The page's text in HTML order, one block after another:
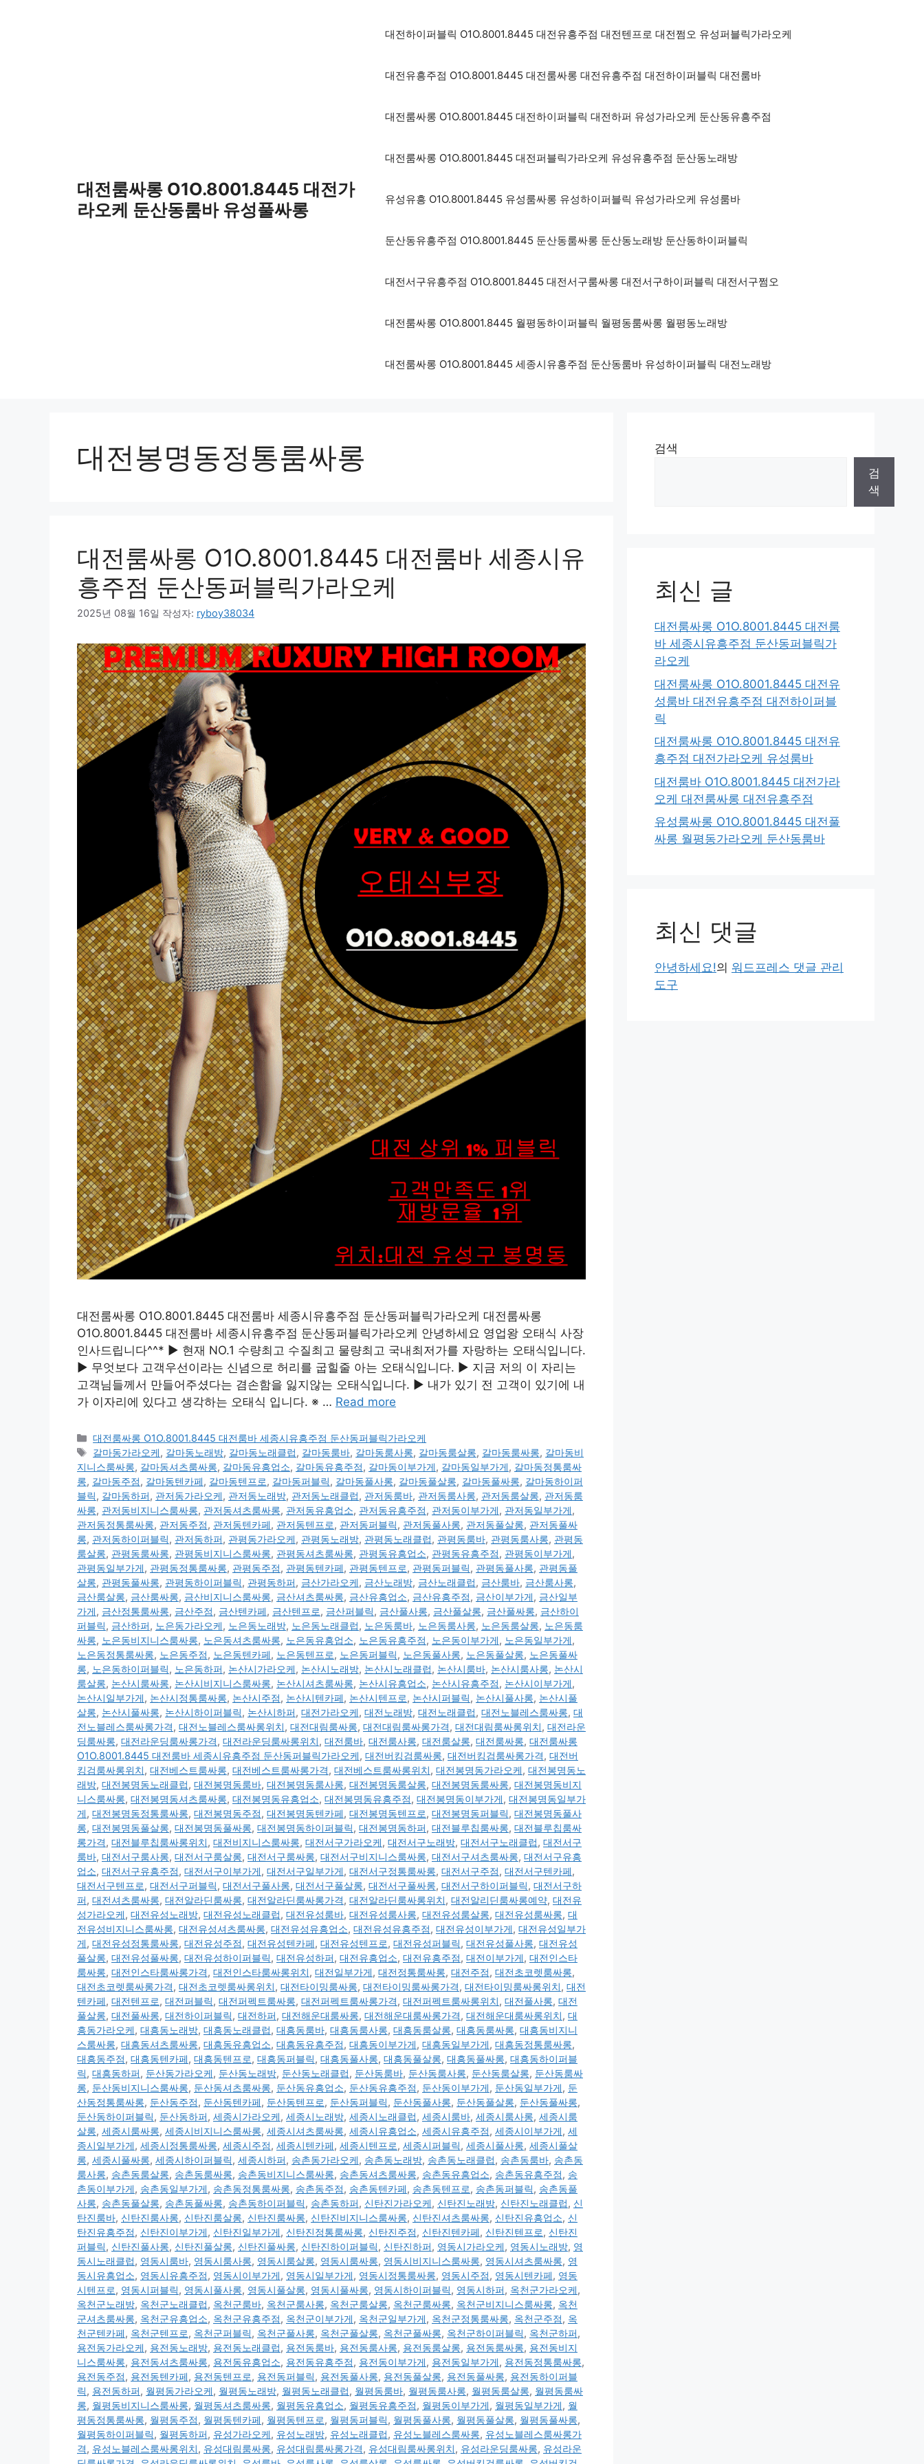
대전룸싸롱 O1O.8001.8445 대전가
라오케 둔산동룸바 유성풀싸롱
대전하이퍼블릭 O1O.8001.8445 대전유흥주점 대전텐프로 대전쩜오 유성퍼블릭가라오케
대전유흥주점 O1O.8001.8445 대전룸싸롱 대전유흥주점 대전하이퍼블릭 대전룸바
대전룸싸롱 O1O.8001.8445 대전하이퍼블릭 대전하퍼 유성가라오케 둔산동유흥주점
대전룸싸롱 O1O.8001.8445 대전퍼블릭가라오케 유성유흥주점 둔산동노래방
유성유흥 O1O.8001.8445 유성룸싸롱 유성하이퍼블릭 유성가라오케 유성룸바
둔산동유흥주점 O1O.8001.8445 둔산동룸싸롱 둔산동노래방 둔산동하이퍼블릭
대전서구유흥주점 O1O.8001.8445 대전서구룸싸롱 대전서구하이퍼블릭 대전서구쩜오
대전룸싸롱 O1O.8001.8445 월평동하이퍼블릭 월평동룸싸롱 월평동노래방
대전룸싸롱 O1O.8001.8445 세종시유흥주점 둔산동룸바 유성하이퍼블릭 대전노래방
대전봉명동정통룸싸롱
대전룸싸롱 O1O.8001.8445 대전룸바 세종시유
흥주점 둔산동퍼블릭가라오케
2025년 08월 16일 작성자: ryboy38034
대전룸싸롱 O1O.8001.8445 대전룸바 세종시유흥주점 둔산동퍼블릭가라오케 대전룸싸롱
O1O.8001.8445 대전룸바 세종시유흥주점 둔산동퍼블릭가라오케 안녕하세요 영업왕 오태식 사장
인사드립니다^^* ▶ 현재 NO.1 수량최고 수질최고 물량최고 국내최저가를 자랑하는 오태식입니다.
▶ 무엇보다 고객우선이라는 신념으로 허리를 굽힐줄 아는 오태식입니다. ▶ 지금 저의 이 자리는
고객님들께서 만들어주셨다는 겸손함을 잃지않는 오태식입니다. ▶ 내가 있기 전 고객이 있기에 내
가 이자리에 있다고 생각하는 오태식 입니다. ※ … Read more
카
테
고
리
대전룸싸롱 O1O.8001.8445 대전룸바 세종시유흥주점 둔산동퍼블릭가라오케
태
그
갈마동가라오케, 갈마동노래방, 갈마동노래클럽, 갈마동룸바, 갈마동룸사롱, 갈마동룸살롱, 갈마동룸싸롱, 갈마동비
지니스룸싸롱, 갈마동셔츠룸싸롱, 갈마동유흥업소, 갈마동유흥주점, 갈마동이부가게, 갈마동일부가게, 갈마동정통룸싸
롱, 갈마동주점, 갈마동텐카페, 갈마동텐프로, 갈마동퍼블릭, 갈마동풀사롱, 갈마동풀살롱, 갈마동풀싸롱, 갈마동하이퍼
블릭, 갈마동하퍼, 관저동가라오케, 관저동노래방, 관저동노래클럽, 관저동룸바, 관저동룸사롱, 관저동룸살롱, 관저동룸
싸롱, 관저동비지니스룸싸롱, 관저동셔츠룸싸롱, 관저동유흥업소, 관저동유흥주점, 관저동이부가게, 관저동일부가게,
관저동정통룸싸롱, 관저동주점, 관저동텐카페, 관저동텐프로, 관저동퍼블릭, 관저동풀사롱, 관저동풀살롱, 관저동풀싸
롱, 관저동하이퍼블릭, 관저동하퍼, 관평동가라오케, 관평동노래방, 관평동노래클럽, 관평동룸바, 관평동룸사롱, 관평동
룸살롱, 관평동룸싸롱, 관평동비지니스룸싸롱, 관평동셔츠룸싸롱, 관평동유흥업소, 관평동유흥주점, 관평동이부가게,
관평동일부가게, 관평동정통룸싸롱, 관평동주점, 관평동텐카페, 관평동텐프로, 관평동퍼블릭, 관평동풀사롱, 관평동풀
살롱, 관평동풀싸롱, 관평동하이퍼블릭, 관평동하퍼, 금산가라오케, 금산노래방, 금산노래클럽, 금산룸바, 금산룸사롱,
금산룸살롱, 금산룸싸롱, 금산비지니스룸싸롱, 금산셔츠룸싸롱, 금산유흥업소, 금산유흥주점, 금산이부가게, 금산일부
가게, 금산정통룸싸롱, 금산주점, 금산텐카페, 금산텐프로, 금산퍼블릭, 금산풀사롱, 금산풀살롱, 금산풀싸롱, 금산하이
퍼블릭, 금산하퍼, 노은동가라오케, 노은동노래방, 노은동노래클럽, 노은동룸바, 노은동룸사롱, 노은동룸살롱, 노은동룸
싸롱, 노은동비지니스룸싸롱, 노은동셔츠룸싸롱, 노은동유흥업소, 노은동유흥주점, 노은동이부가게, 노은동일부가게,
노은동정통룸싸롱, 노은동주점, 노은동텐카페, 노은동텐프로, 노은동퍼블릭, 노은동풀사롱, 노은동풀살롱, 노은동풀싸
롱, 노은동하이퍼블릭, 노은동하퍼, 논산시가라오케, 논산시노래방, 논산시노래클럽, 논산시룸바, 논산시룸사롱, 논산시
룸살롱, 논산시룸싸롱, 논산시비지니스룸싸롱, 논산시셔츠룸싸롱, 논산시유흥업소, 논산시유흥주점, 논산시이부가게,
논산시일부가게, 논산시정통룸싸롱, 논산시주점, 논산시텐카페, 논산시텐프로, 논산시퍼블릭, 논산시풀사롱, 논산시풀
살롱, 논산시풀싸롱, 논산시하이퍼블릭, 논산시하퍼, 대전가라오케, 대전노래방, 대전노래클럽, 대전노블레스룸싸롱, 대
전노블레스룸싸롱가격, 대전노블레스룸싸롱위치, 대전대림룸싸롱, 대전대림룸싸롱가격, 대전대림룸싸롱위치, 대전라운
딩룸싸롱, 대전라운딩룸싸롱가격, 대전라운딩룸싸롱위치, 대전룸바, 대전룸사롱, 대전룸살롱, 대전룸싸롱, 대전룸싸롱
O1O.8001.8445 대전룸바 세종시유흥주점 둔산동퍼블릭가라오케, 대전버킹검룸싸롱, 대전버킹검룸싸롱가격, 대전버
킹검룸싸롱위치, 대전베스트룸싸롱, 대전베스트룸싸롱가격, 대전베스트룸싸롱위치, 대전봉명동가라오케, 대전봉명동노
래방, 대전봉명동노래클럽, 대전봉명동룸바, 대전봉명동룸사롱, 대전봉명동룸살롱, 대전봉명동룸싸롱, 대전봉명동비지
니스룸싸롱, 대전봉명동셔츠룸싸롱, 대전봉명동유흥업소, 대전봉명동유흥주점, 대전봉명동이부가게, 대전봉명동일부가
게, 대전봉명동정통룸싸롱, 대전봉명동주점, 대전봉명동텐카페, 대전봉명동텐프로, 대전봉명동퍼블릭, 대전봉명동풀사
롱, 대전봉명동풀살롱, 대전봉명동풀싸롱, 대전봉명동하이퍼블릭, 대전봉명동하퍼, 대전블루칩룸싸롱, 대전블루칩룸싸
롱가격, 대전블루칩룸싸롱위치, 대전비지니스룸싸롱, 대전서구가라오케, 대전서구노래방, 대전서구노래클럽, 대전서구
룸바, 대전서구룸사롱, 대전서구룸살롱, 대전서구룸싸롱, 대전서구비지니스룸싸롱, 대전서구셔츠룸싸롱, 대전서구유흥
업소, 대전서구유흥주점, 대전서구이부가게, 대전서구일부가게, 대전서구정통룸싸롱, 대전서구주점, 대전서구텐카페,
대전서구텐프로, 대전서구퍼블릭, 대전서구풀사롱, 대전서구풀살롱, 대전서구풀싸롱, 대전서구하이퍼블릭, 대전서구하
퍼, 대전셔츠룸싸롱, 대전알라딘룸싸롱, 대전알라딘룸싸롱가격, 대전알라딘룸싸롱위치, 대전알리딘룸싸롱예약, 대전유
성가라오케, 대전유성노래방, 대전유성노래클럽, 대전유성룸바, 대전유성룸사롱, 대전유성룸살롱, 대전유성룸싸롱, 대
전유성비지니스룸싸롱, 대전유성셔츠룸싸롱, 대전유성유흥업소, 대전유성유흥주점, 대전유성이부가게, 대전유성일부가
게, 대전유성정통룸싸롱, 대전유성주점, 대전유성텐카페, 대전유성텐프로, 대전유성퍼블릭, 대전유성풀사롱, 대전유성
풀살롱, 대전유성풀싸롱, 대전유성하이퍼블릭, 대전유성하퍼, 대전유흥업소, 대전유흥주점, 대전이부가게, 대전인스타
룸싸롱, 대전인스타룸싸롱가격, 대전인스타룸싸롱위치, 대전일부가게, 대전정통룸싸롱, 대전주점, 대전초코렛룸싸롱,
대전초코렛룸싸롱가격, 대전초코렛룸싸롱위치, 대전타이밍룸싸롱, 대전타이밍룸싸롱가격, 대전타이밍룸싸롱위치, 대전
텐카페, 대전텐프로, 대전퍼블릭, 대전퍼펙트룸싸롱, 대전퍼펙트룸싸롱가격, 대전퍼펙트룸싸롱위치, 대전풀사롱, 대전
풀살롱, 대전풀싸롱, 대전하이퍼블릭, 대전하퍼, 대전해운대룸싸롱, 대전해운대룸싸롱가격, 대전해운대룸싸롱위치, 대
흥동가라오케, 대흥동노래방, 대흥동노래클럽, 대흥동룸바, 대흥동룸사롱, 대흥동룸살롱, 대흥동룸싸롱, 대흥동비지니
스룸싸롱, 대흥동셔츠룸싸롱, 대흥동유흥업소, 대흥동유흥주점, 대흥동이부가게, 대흥동일부가게, 대흥동정통룸싸롱,
대흥동주점, 대흥동텐카페, 대흥동텐프로, 대흥동퍼블릭, 대흥동풀사롱, 대흥동풀살롱, 대흥동풀싸롱, 대흥동하이퍼블
릭, 대흥동하퍼, 둔산동가라오케, 둔산동노래방, 둔산동노래클럽, 둔산동룸바, 둔산동룸사롱, 둔산동룸살롱, 둔산동룸싸
롱, 둔산동비지니스룸싸롱, 둔산동셔츠룸싸롱, 둔산동유흥업소, 둔산동유흥주점, 둔산동이부가게, 둔산동일부가게, 둔
산동정통룸싸롱, 둔산동주점, 둔산동텐카페, 둔산동텐프로, 둔산동퍼블릭, 둔산동풀사롱, 둔산동풀살롱, 둔산동풀싸롱,
둔산동하이퍼블릭, 둔산동하퍼, 세종시가라오케, 세종시노래방, 세종시노래클럽, 세종시룸바, 세종시룸사롱, 세종시룸
살롱, 세종시룸싸롱, 세종시비지니스룸싸롱, 세종시셔츠룸싸롱, 세종시유흥업소, 세종시유흥주점, 세종시이부가게, 세
종시일부가게, 세종시정통룸싸롱, 세종시주점, 세종시텐카페, 세종시텐프로, 세종시퍼블릭, 세종시풀사롱, 세종시풀살
롱, 세종시풀싸롱, 세종시하이퍼블릭, 세종시하퍼, 송촌동가라오케, 송촌동노래방, 송촌동노래클럽, 송촌동룸바, 송촌동
룸사롱, 송촌동룸살롱, 송촌동룸싸롱, 송촌동비지니스룸싸롱, 송촌동셔츠룸싸롱, 송촌동유흥업소, 송촌동유흥주점, 송
촌동이부가게, 송촌동일부가게, 송촌동정통룸싸롱, 송촌동주점, 송촌동텐카페, 송촌동텐프로, 송촌동퍼블릭, 송촌동풀
사롱, 송촌동풀살롱, 송촌동풀싸롱, 송촌동하이퍼블릭, 송촌동하퍼, 신탄진가라오케, 신탄진노래방, 신탄진노래클럽, 신
탄진룸바, 신탄진룸사롱, 신탄진룸살롱, 신탄진룸싸롱, 신탄진비지니스룸싸롱, 신탄진셔츠룸싸롱, 신탄진유흥업소, 신
탄진유흥주점, 신탄진이부가게, 신탄진일부가게, 신탄진정통룸싸롱, 신탄진주점, 신탄진텐카페, 신탄진텐프로, 신탄진
퍼블릭, 신탄진풀사롱, 신탄진풀살롱, 신탄진풀싸롱, 신탄진하이퍼블릭, 신탄진하퍼, 영동시가라오케, 영동시노래방, 영
동시노래클럽, 영동시룸바, 영동시룸사롱, 영동시룸살롱, 영동시룸싸롱, 영동시비지니스룸싸롱, 영동시셔츠룸싸롱, 영
동시유흥업소, 영동시유흥주점, 영동시이부가게, 영동시일부가게, 영동시정통룸싸롱, 영동시주점, 영동시텐카페, 영동
시텐프로, 영동시퍼블릭, 영동시풀사롱, 영동시풀살롱, 영동시풀싸롱, 영동시하이퍼블릭, 영동시하퍼, 옥천군가라오케,
옥천군노래방, 옥천군노래클럽, 옥천군룸바, 옥천군룸사롱, 옥천군룸살롱, 옥천군룸싸롱, 옥천군비지니스룸싸롱, 옥천
군셔츠룸싸롱, 옥천군유흥업소, 옥천군유흥주점, 옥천군이부가게, 옥천군일부가게, 옥천군정통룸싸롱, 옥천군주점, 옥
천군텐카페, 옥천군텐프로, 옥천군퍼블릭, 옥천군풀사롱, 옥천군풀살롱, 옥천군풀싸롱, 옥천군하이퍼블릭, 옥천군하퍼,
용전동가라오케, 용전동노래방, 용전동노래클럽, 용전동룸바, 용전동룸사롱, 용전동룸살롱, 용전동룸싸롱, 용전동비지
니스룸싸롱, 용전동셔츠룸싸롱, 용전동유흥업소, 용전동유흥주점, 용전동이부가게, 용전동일부가게, 용전동정통룸싸롱,
용전동주점, 용전동텐카페, 용전동텐프로, 용전동퍼블릭, 용전동풀사롱, 용전동풀살롱, 용전동풀싸롱, 용전동하이퍼블
릭, 용전동하퍼, 월평동가라오케, 월평동노래방, 월평동노래클럽, 월평동룸바, 월평동룸사롱, 월평동룸살롱, 월평동룸싸
롱, 월평동비지니스룸싸롱, 월평동셔츠룸싸롱, 월평동유흥업소, 월평동유흥주점, 월평동이부가게, 월평동일부가게, 월
평동정통룸싸롱, 월평동주점, 월평동텐카페, 월평동텐프로, 월평동퍼블릭, 월평동풀사롱, 월평동풀살롱, 월평동풀싸롱,
월평동하이퍼블릭, 월평동하퍼, 유성가라오케, 유성노래방, 유성노래클럽, 유성노블레스룸싸롱, 유성노블레스룸싸롱가
격, 유성노블레스룸싸롱위치, 유성대림룸싸롱, 유성대림룸싸롱가격, 유성대림룸싸롱위치, 유성라운딩룸싸롱, 유성라운
검색
검
색
최신 글
대전룸싸롱 O1O.8001.8445 대전룸
바 세종시유흥주점 둔산동퍼블릭가
라오케
대전룸싸롱 O1O.8001.8445 대전유
성룸바 대전유흥주점 대전하이퍼블
릭
대전룸싸롱 O1O.8001.8445 대전유
흥주점 대전가라오케 유성룸바
대전룸바 O1O.8001.8445 대전가라
오케 대전룸싸롱 대전유흥주점
유성룸싸롱 O1O.8001.8445 대전풀
싸롱 월평동가라오케 둔산동룸바
최신 댓글
안녕하세요!의 워드프레스 댓글 관리
도구